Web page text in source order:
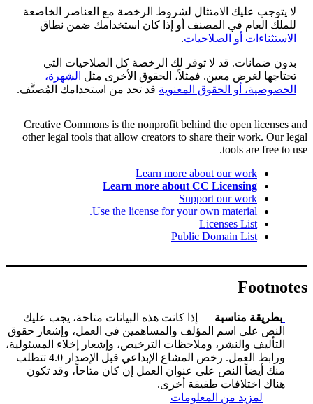
لا يتوجب عليك الامتثال لشروط الرخصة مع العناصر الخاضعة
للملك العام في المصنف أو إذا كان استخدامك ضمن نطاق
الاستثناءات أو الصلاحيات.
بدون ضمانات. قد لا توفر لك الرخصة كل الصلاحيات التي
تحتاجها لغرض معين. فمثلاً، الحقوق الأخرى مثل الشهرة،
الخصوصية، أو الحقوق المعنوية قد تحد من استخدامك المُصنَّف.
Creative Commons is the nonprofit behind the open licenses and
other legal tools that allow creators to share their work. Our legal
tools are free to use.
Learn more about our work
Learn more about CC Licensing
Support our work
Use the license for your own material.
Licenses List
Public Domain List
Footnotes
بطريقة مناسبة — إذا كانت هذه البيانات متاحة، يجب عليك
النص على اسم المؤلف والمساهمين في العمل، وإشعار حقوق
التأليف والنشر، وملاحظات الترخيص، وإشعار إخلاء المسئولية،
ورابط العمل. رخص المشاع الإبداعي قبل الإصدار 4.0 تتطلب
منك أيضاً النص على عنوان العمل إن كان متاحاً، وقد تكون
هناك اختلافات طفيفة أخرى.
لمزيد من المعلومات